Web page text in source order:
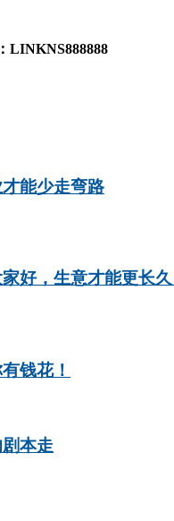
LINKNS888888
能少走弯路
好，生意才能更长
钱花！
本走